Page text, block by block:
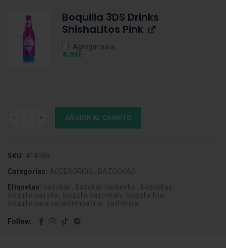
Boquilla 3DS Drinks
ShishaLitos Pink
Agregar para
6,95€
Boquilla Ice Bazooka Rosa cantidad
AÑADIR AL CARRITO
SKU: 414588
Categorías: ACCESORIOS , BAZOOKAS
Etiquetas: bazokas , bazokas cachimba , bazookas ,
boquilla bazoka , boquilla bazookah , boquilla fria ,
boquilla para cacachimba fria , cachimba
Follow